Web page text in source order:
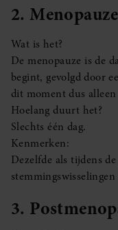
2. Menopauze
Wat is het?
De menopauze is de
begint, gevolgd door
dit moment dus
Hoelang duurt het?
Slechts één dag.
Kenmerken:
Dezelfde als tijdens
3.